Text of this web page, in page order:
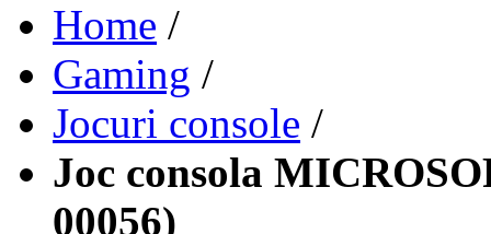
Home /
Gaming /
Jocuri console /
Joc consola
00056)